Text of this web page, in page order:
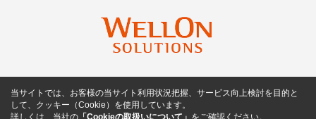
当サイトでは、お客様の当サイト利用状況把握、サービス向上検討を目的と
して、クッキー（Cookie）を使用しています。
詳しくは、当社の 「Cookieの取扱いについて」 をご確認ください。